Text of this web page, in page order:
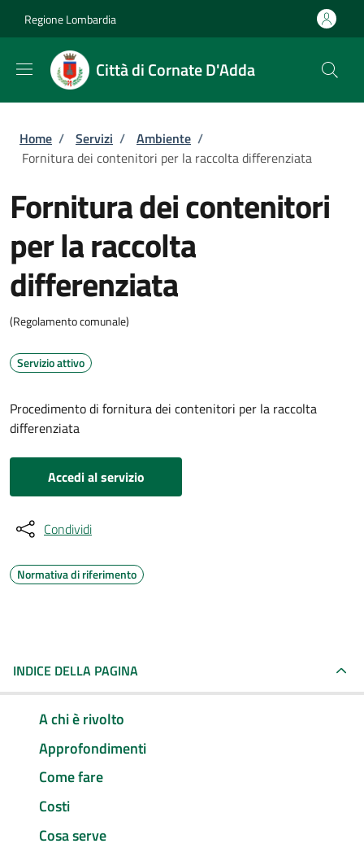
Regione Lombardia
Città di Cornate D'Adda
Briciole di pane
Home / Servizi / Ambiente /
Fornitura dei contenitori per la raccolta differenziata
Fornitura dei contenitori
per la raccolta
differenziata
(Regolamento comunale)
Servizio attivo
Procedimento di fornitura dei contenitori per la raccolta
differenziata
Accedi al servizio
Condividi
Normativa di riferimento
INDICE DELLA PAGINA
A chi è rivolto
Approfondimenti
Come fare
Costi
Cosa serve